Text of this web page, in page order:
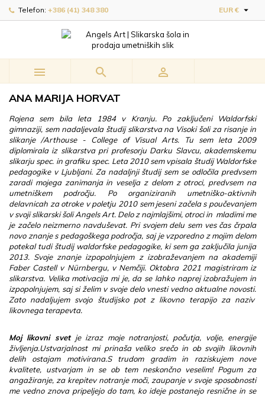
Telefon: +386 (41) 348 380 EUR € 
  
ANA MARIJA HORVAT
Rojena sem bila leta 1984 v Kranju. Po zaključeni Waldorfski
gimnaziji, sem nadaljevala študij slikarstva na Visoki šoli za risanje in
slikanje /Arthouse - College of Visual Arts. Tu sem leta 2009
diplomirala iz slikarstva pri profesorju Darku Slavcu, akademskemu
slikarju spec. in grafiku spec. Leta 2010 sem vpisala študij Waldorfske
pedagogike v Ljubljani. Za nadaljnji študij sem se odločila predvsem
zaradi mojega zanimanja in veselja z delom z otroci, predvsem na
umetniškem področju. Po organiziranih umetniško-aktivnih
delavnicah za otroke v poletju 2010 sem jeseni začela s poučevanjem
v svoji slikarski šoli Angels Art. Delo z najmlajšimi, otroci in mladimi me
je začelo neizmerno navduševat. Pri svojem delu sem ves čas črpala
novo znanje s pedagoškega področja, saj je vzporedno z mojim delom
potekal tudi študij waldorfske pedagogike, ki sem ga zaključila junija
2013. Svoje znanje izpopolnjujem z izobraževanjem na akademiji
Faber Castell v Nürnbergu, v Nemčiji. Oktobra 2021 magistriram iz
slikarstva. Velika motivacija mi je, da se lahko naprej izobražujem in
izpopolnjujem, saj si želim v svoje delo vnesti vedno aktualne novosti.
Zato nadaljujem svojo študijsko pot z likovno terapijo za naziv
likovnega terapevta.
Moj likovni svet je izraz moje notranjosti, počutja, volje, energije
življenja.Ustvarjalnost mi prinaša veliko srečo in ob svojih likovnih
delih ostajam motivirana.S trudom gradim in raziskujem nove
kvalitete, ustvarjam in se ob tem neskončno veselim! Pogum za
angažiranje, za krepitev notranje moči, zaupanje v svoje sposobnosti
me vedno znova pripeljejo do tam, ko ideje postanejo resnične in se